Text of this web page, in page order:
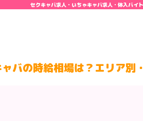
セクキャバ求人・いちゃキャバ求人・体入バイ
バの時給相場は？エリア別